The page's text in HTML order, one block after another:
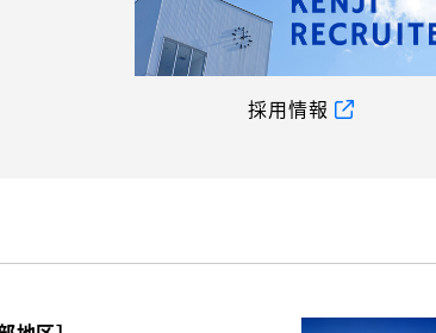
採用情報